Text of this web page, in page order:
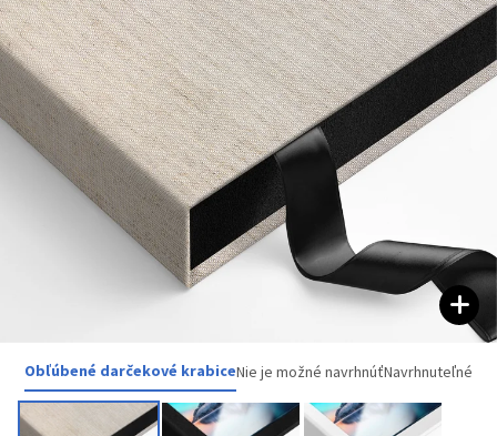
Obľúbené darčekové krabiceNie je možné navrhnúťNavrhnuteľné